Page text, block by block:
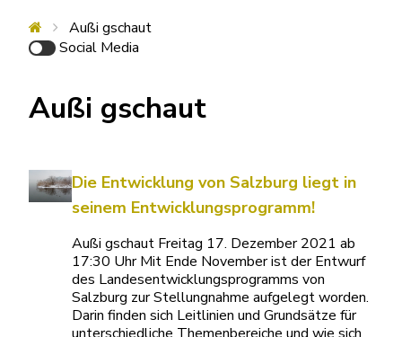
Außi gschaut
Social Media
Außi gschaut
Die Entwicklung von Salzburg liegt in
seinem Entwicklungsprogramm!
Außi gschaut Freitag 17. Dezember 2021 ab
17:30 Uhr Mit Ende November ist der Entwurf
des Landesentwicklungsprogramms von
Salzburg zur Stellungnahme aufgelegt worden.
Darin finden sich Leitlinien und Grundsätze für